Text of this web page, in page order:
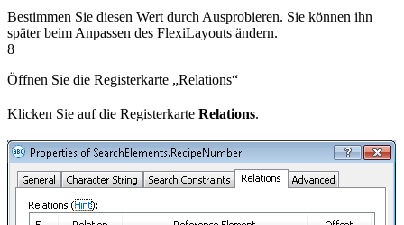
Bestimmen Sie diesen Wert durch Ausprobieren. Sie können ihn
später beim Anpassen des FlexiLayouts ändern.
8
Öffnen Sie die Registerkarte „Relations“
Klicken Sie auf die Registerkarte Relations.